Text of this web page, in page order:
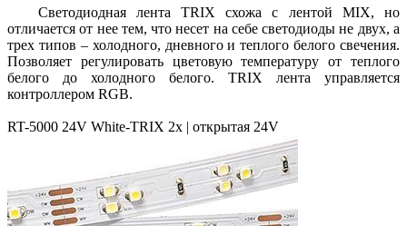
Светодиодная лента TRIX схожа с лентой MIX, но
отличается от нее тем, что несет на себе светодиоды не двух, а
трех типов – холодного, дневного и теплого белого свечения.
Позволяет регулировать цветовую температуру от теплого
белого до холодного белого. TRIX лента управляется
контроллером RGB.
RT-5000 24V White-TRIX 2x | открытая 24V